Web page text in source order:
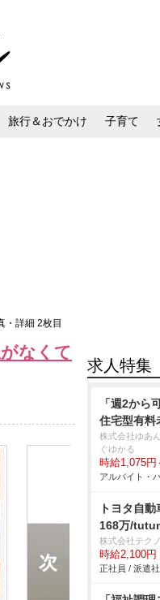
旅行＆おでかけ 子育て
・詳細 2枚目
なくて
求人特集
「週2から
住宅型有料
株式会社ゆあ
ぐゆかる
時給1,075円
アルバイト・
トヨタ自
168万/
株式会社テク
時給2,100円
正社員 / 派遣